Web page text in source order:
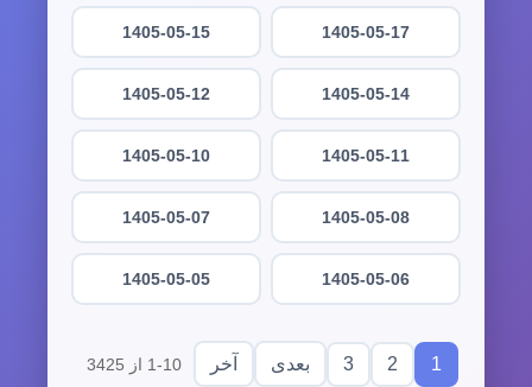
1405-05-17
1405-05-15
1405-05-14
1405-05-12
1405-05-11
1405-05-10
1405-05-08
1405-05-07
1405-05-06
1405-05-05
1
2
3 بعدی آخر 1-10 از 3425